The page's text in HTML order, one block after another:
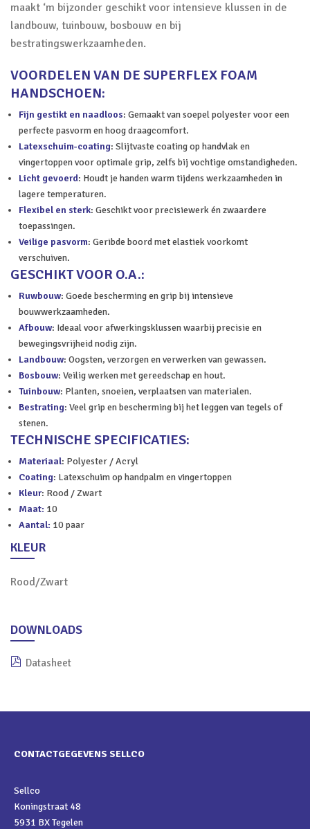
maakt ‘m bijzonder geschikt voor intensieve klussen in de
landbouw, tuinbouw, bosbouw en bij
bestratingswerkzaamheden.
VOORDELEN VAN DE SUPERFLEX FOAM
HANDSCHOEN:
Fijn gestikt en naadloos: Gemaakt van soepel polyester voor een
perfecte pasvorm en hoog draagcomfort.
Latexschuim-coating: Slijtvaste coating op handvlak en
vingertoppen voor optimale grip, zelfs bij vochtige omstandigheden.
Licht gevoerd: Houdt je handen warm tijdens werkzaamheden in
lagere temperaturen.
Flexibel en sterk: Geschikt voor precisiewerk én zwaardere
toepassingen.
Veilige pasvorm: Geribde boord met elastiek voorkomt
verschuiven.
GESCHIKT VOOR O.A.:
Ruwbouw: Goede bescherming en grip bij intensieve
bouwwerkzaamheden.
Afbouw: Ideaal voor afwerkingsklussen waarbij precisie en
bewegingsvrijheid nodig zijn.
Landbouw: Oogsten, verzorgen en verwerken van gewassen.
Bosbouw: Veilig werken met gereedschap en hout.
Tuinbouw: Planten, snoeien, verplaatsen van materialen.
Bestrating: Veel grip en bescherming bij het leggen van tegels of
stenen.
TECHNISCHE SPECIFICATIES:
Materiaal: Polyester / Acryl
Coating: Latexschuim op handpalm en vingertoppen
Kleur: Rood / Zwart
Maat: 10
Aantal: 10 paar
KLEUR
Rood/Zwart
DOWNLOADS
Datasheet
CONTACTGEGEVENS SELLCO
Sellco
Koningstraat 48
5931 BX Tegelen